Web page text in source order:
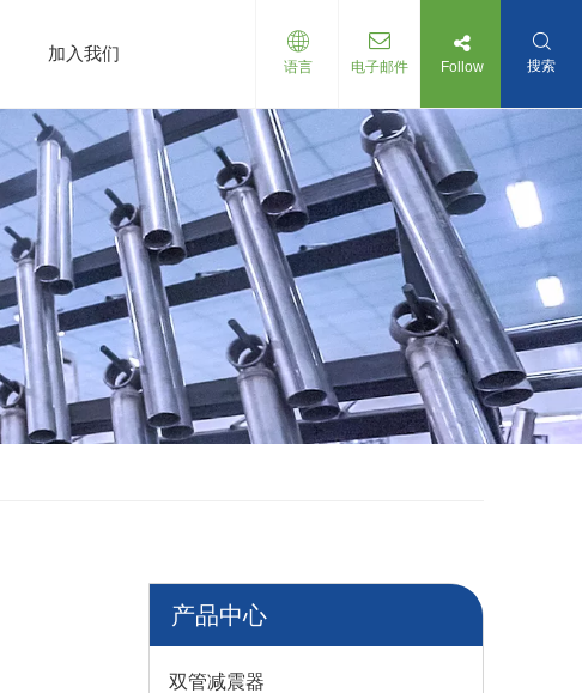
加入我们
语言 电子邮件 Follow 搜索
产品中心
双管减震器